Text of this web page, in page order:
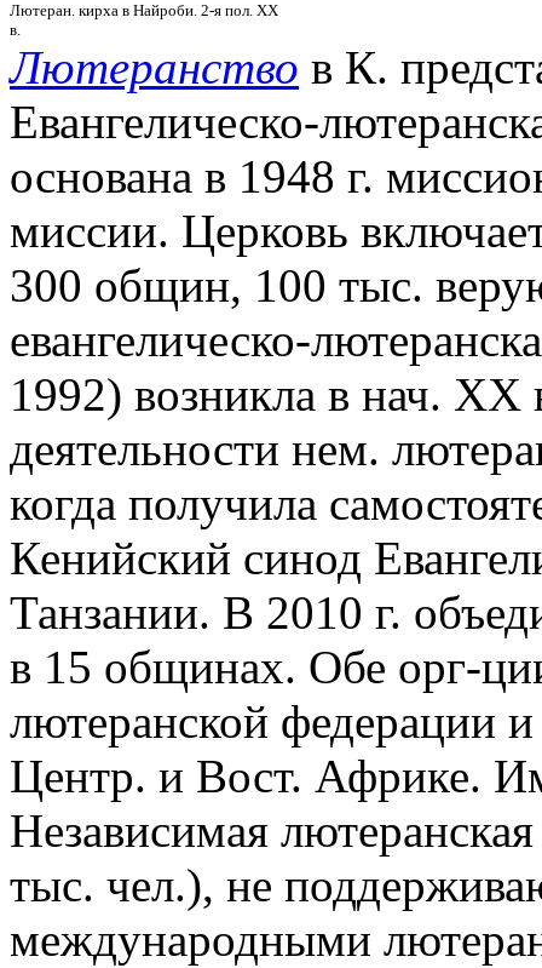
Лютеран. кирха в Найроби. 2-я пол. XX
в.
Лютеранство в К.
Евангелическо-
основана в 1948 г.
миссии. Церковь
300 общин, 100 тыс.
евангелическо-
1992) возникла в нач. XX
деятельности нем.
когда получила
Кенийский синод
Танзании. В 2010 г.
в 15 общинах. Обе орг-
лютеранской федерации
Центр. и Вост. Африке.
Независимая
тыс. чел.), не
международными